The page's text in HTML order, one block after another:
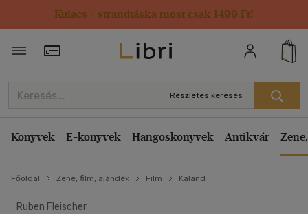
Kulacs / strandtáska most csak 1499 Ft!
Törzsvásárlói Kártya adatai
Részletes keresés
Könyvek E-könyvek Hangoskönyvek Antikvár
Főoldal Zene, film, ajándék Film Kaland
Ruben Fleischer